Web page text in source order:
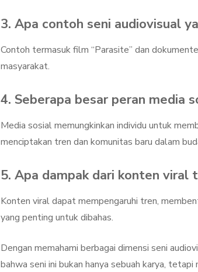
3. Apa contoh seni audiovisual
Contoh termasuk film “Parasite” dan
masyarakat.
4. Seberapa besar peran media
Media sosial memungkinkan individu untuk
menciptakan tren dan komunitas baru dalam
5. Apa dampak dari konten viral
Konten viral dapat mempengaruhi tren,
yang penting untuk dibahas.
Dengan memahami berbagai dimensi seni
bahwa seni ini bukan hanya sebuah karya,